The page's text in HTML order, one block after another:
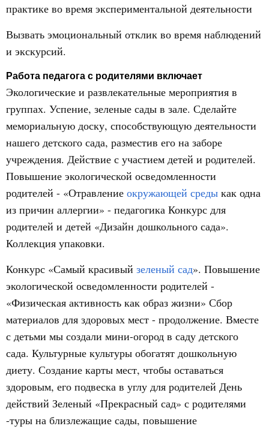
практике во время экспериментальной деятельности
Вызвать эмоциональный отклик во время наблюдений
и экскурсий.
Работа педагога с родителями включает
Экологические и развлекательные мероприятия в
группах. Успение, зеленые сады в зале. Сделайте
мемориальную доску, способствующую деятельности
нашего детского сада, разместив его на заборе
учреждения. Действие с участием детей и родителей.
Повышение экологической осведомленности
родителей - «Отравление окружающей среды как одна
из причин аллергии» - педагогика Конкурс для
родителей и детей «Дизайн дошкольного сада».
Коллекция упаковки.
Конкурс «Самый красивый зеленый сад». Повышение
экологической осведомленности родителей -
«Физическая активность как образ жизни» Сбор
материалов для здоровых мест - продолжение. Вместе
с детьми мы создали мини-огород в саду детского
сада. Культурные культуры обогатят дошкольную
диету. Создание карты мест, чтобы оставаться
здоровым, его подвеска в углу для родителей День
действий Зеленый «Прекрасный сад» с родителями
-туры на близлежащие сады, повышение